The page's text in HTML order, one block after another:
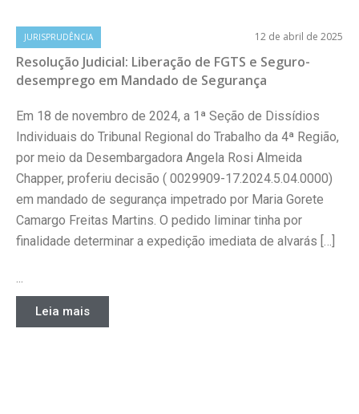
JURISPRUDÊNCIA 12 de abril de 2025
Resolução Judicial: Liberação de FGTS e Seguro-
desemprego em Mandado de Segurança
Em 18 de novembro de 2024, a 1ª Seção de Dissídios
Individuais do Tribunal Regional do Trabalho da 4ª Região,
por meio da Desembargadora Angela Rosi Almeida
Chapper, proferiu decisão ( 0029909-17.2024.5.04.0000)
em mandado de segurança impetrado por Maria Gorete
Camargo Freitas Martins. O pedido liminar tinha por
finalidade determinar a expedição imediata de alvarás […]
...
Leia mais